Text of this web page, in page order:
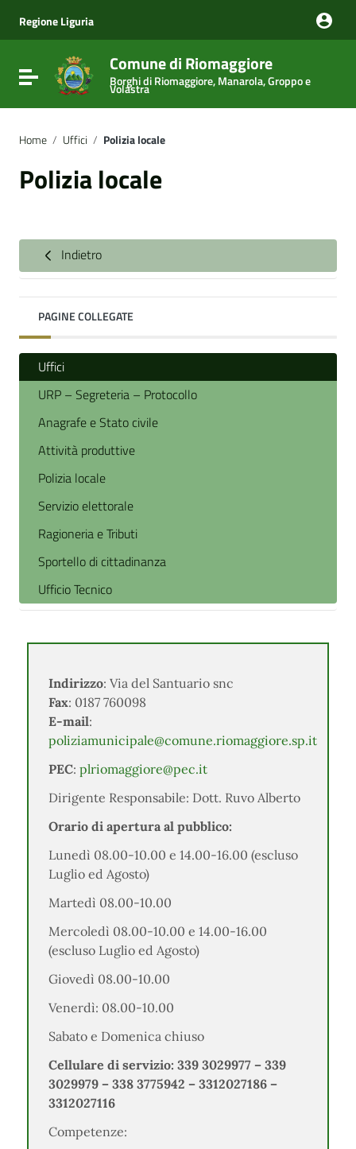
Vai al menu di navigazione
Vai al footer
Regione Liguria
Attiva / disattiva la navigazione
Comune di Riomaggiore
Borghi di Riomaggiore, Manarola, Groppo e
Volastra
Home / Uffici / Polizia locale
Polizia locale
Indietro
PAGINE COLLEGATE
Uffici
URP – Segreteria – Protocollo
Anagrafe e Stato civile
Attività produttive
Polizia locale
Servizio elettorale
Ragioneria e Tributi
Sportello di cittadinanza
Ufficio Tecnico
Indirizzo: Via del Santuario snc
Fax: 0187 760098
E-mail:
poliziamunicipale@comune.riomaggiore.sp.it
PEC: plriomaggiore@pec.it
Dirigente Responsabile: Dott. Ruvo Alberto
Orario di apertura al pubblico:
Lunedì 08.00-10.00 e 14.00-16.00 (escluso
Luglio ed Agosto)
Martedì 08.00-10.00
Mercoledì 08.00-10.00 e 14.00-16.00
(escluso Luglio ed Agosto)
Giovedì 08.00-10.00
Venerdì: 08.00-10.00
Sabato e Domenica chiuso
Cellulare di servizio: 339 3029977 – 339
3029979 – 338 3775942 – 3312027186 –
3312027116
Competenze: